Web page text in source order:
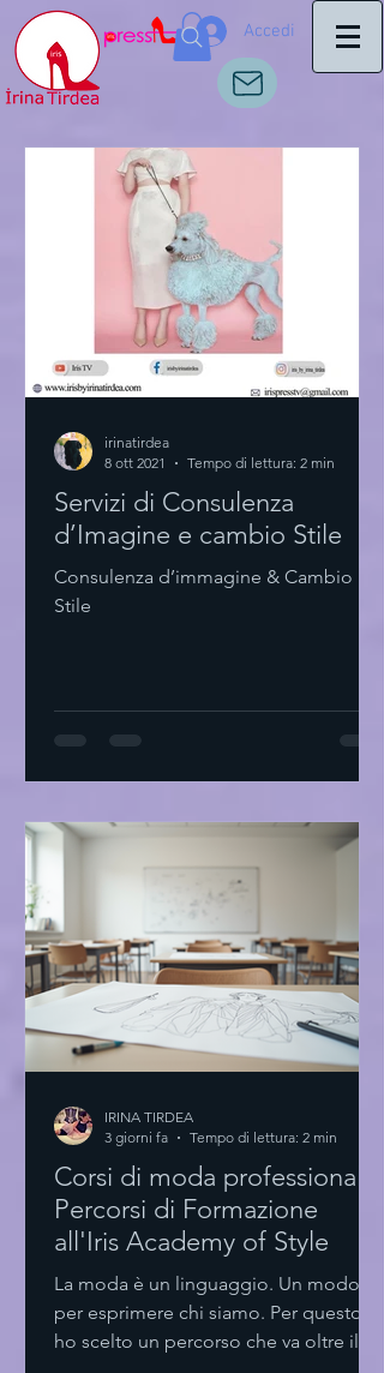
Accedi
Servizi di Consulenza
d’Imagine e cambio Stile
Consulenza d’immagine & Cambio
Stile
irinatirdea
8 ott 2021
Tempo di lettura: 2 min
Corsi di moda professionale:
Percorsi di Formazione
all'Iris Academy of Style
La moda è un linguaggio. Un modo
per esprimere chi siamo. Per questo
ho scelto un percorso che va oltre il
IRINA TIRDEA
3 giorni fa
Tempo di lettura: 2 min